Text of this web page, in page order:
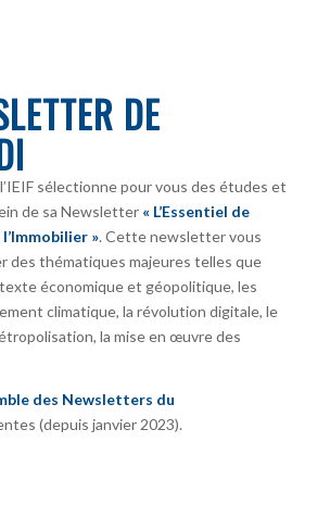
DE
sélectionne pour vous des études et
de sa Newsletter « L’Essentiel de
». Cette newsletter vous
des thématiques majeures telles que
économique et géopolitique, les
climatique, la révolution digitale, le
la mise en œuvre des
des Newsletters du
(depuis janvier 2023).